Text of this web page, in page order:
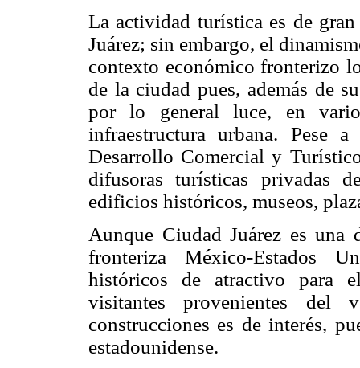
La actividad turística es de
Juárez; sin embargo, el
contexto económico fronterizo
de la ciudad pues, además de
por lo general luce, en
infraestructura urbana. Pese
Desarrollo Comercial y
difusoras turísticas privadas
edificios históricos, museos,
Aunque Ciudad Juárez es una
fronteriza México-Estados
históricos de atractivo para
visitantes provenientes
construcciones es de interés,
estadounidense.